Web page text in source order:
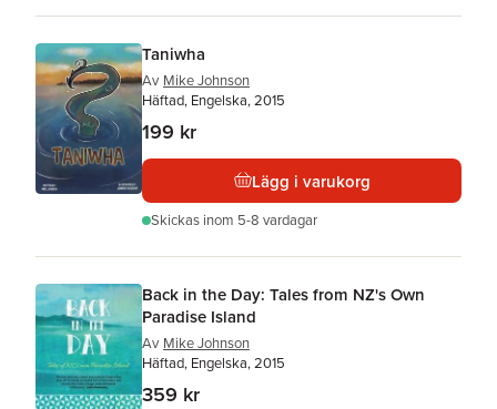
Taniwha
Av Mike Johnson
Häftad, Engelska, 2015
199 kr
Lägg i varukorg
Skickas inom 5-8 vardagar
Back in the Day: Tales from NZ's Own
Paradise Island
Av Mike Johnson
Häftad, Engelska, 2015
359 kr